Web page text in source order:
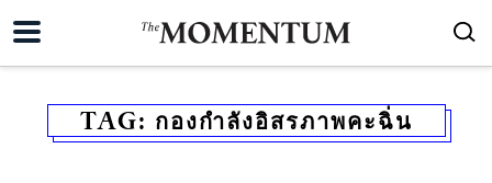
TAG: กองกำลังอิสรภาพคะฉิ่น